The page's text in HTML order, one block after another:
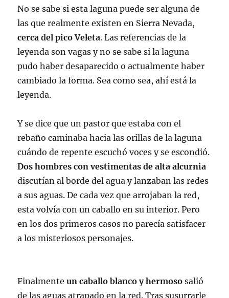
No se sabe si esta laguna puede ser alguna de
las que realmente existen en Sierra Nevada,
cerca del pico Veleta. Las referencias de la
leyenda son vagas y no se sabe si la laguna
pudo haber desaparecido o actualmente haber
cambiado la forma. Sea como sea, ahí está la
leyenda.
Y se dice que un pastor que estaba con el
rebaño caminaba hacia las orillas de la laguna
cuándo de repente escuchó voces y se escondió.
Dos hombres con vestimentas de alta alcurnia
discutían al borde del agua y lanzaban las redes
a sus aguas. De cada vez que arrojaban la red,
esta volvía con un caballo en su interior. Pero
en los dos primeros casos no parecía satisfacer
a los misteriosos personajes.
Finalmenteun caballo blanco y hermoso salió
de las aguas atrapado en la red. Tras susurrarle